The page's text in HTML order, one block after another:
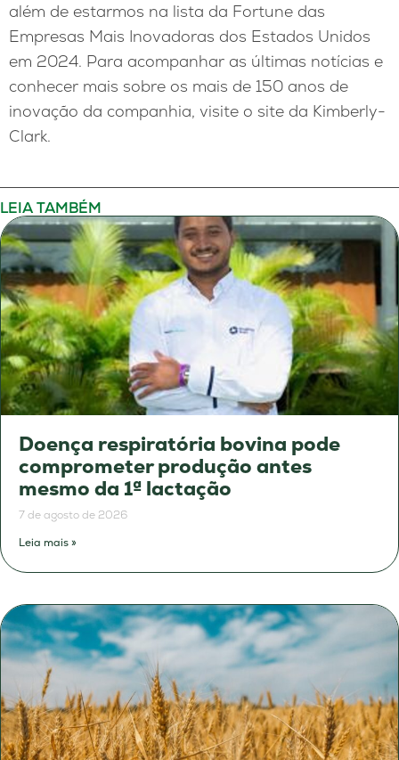
além de estarmos na lista da Fortune das
Empresas Mais Inovadoras dos Estados Unidos
em 2024. Para acompanhar as últimas notícias e
conhecer mais sobre os mais de 150 anos de
inovação da companhia, visite o site da Kimberly-
Clark.
LEIA TAMBÉM
Doença respiratória bovina pode
comprometer produção antes
mesmo da 1ª lactação
7 de agosto de 2026
Leia mais »